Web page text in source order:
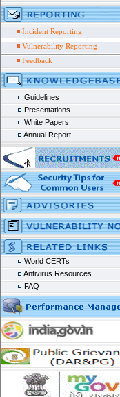
Incident Reporting
Vulnerability Reporting
Feedback
Guidelines
Presentations
White Papers
Annual Report
World CERTs
Antivirus Resources
FAQ